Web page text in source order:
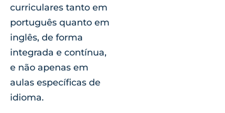
curriculares tanto em
português quanto em
inglês, de forma
integrada e contínua,
e não apenas em
aulas específicas de
idioma.